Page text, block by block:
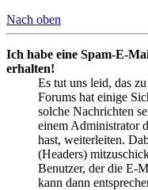
Nach oben
Ich habe eine Spam-E-
erhalten!
Es tut uns leid, das
Forums hat einige
solche Nachrichten
einem Administrator
hast, weiterleiten.
(Headers)
Benutzer, der die E-
kann dann